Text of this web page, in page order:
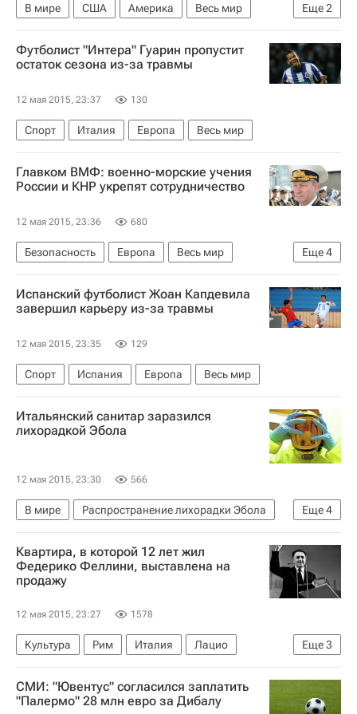
Еще2
В мире США Америка
Весь мир
Северная Америка
Сенат США
Футболист "Интера" Гуарин пропустит
остаток сезона из-за травмы
12 мая 2015, 23:37 130
Спорт Италия Европа Весь мир
Главком ВМФ: военно-морские учения
России и КНР укрепят сотрудничество
12 мая 2015, 23:36 680
Еще4
Безопасность Европа
Весь мир
Виктор Чирков
ВМФ РФ
Военные учения "Морское взаимодействие-2015"
Испанский футболист Жоан Капдевила
завершил карьеру из-за травмы
12 мая 2015, 23:35 129
Спорт Испания Европа Весь мир
Итальянский санитар заразился
лихорадкой Эбола
12 мая 2015, 23:30 566
Еще4
В мире
Распространение лихорадки Эбола
Италия
Европа
Весь мир
Вспышка Эболы (2014)
Квартира, в которой 12 лет жил
Федерико Феллини, выставлена на
продажу
12 мая 2015, 23:27 1578
Еще3
Культура Рим Италия
Лацио
Весь мир
Европа Федерико Феллини
СМИ: "Ювентус" согласился заплатить
"Палермо" 28 млн евро за Дибалу